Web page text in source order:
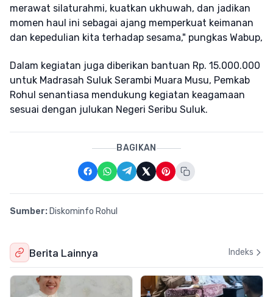
merawat silaturahmi, kuatkan ukhuwah, dan jadikan
momen haul ini sebagai ajang memperkuat keimanan
dan kepedulian kita terhadap sesama," pungkas Wabup,
Dalam kegiatan juga diberikan bantuan Rp. 15.000.000
untuk Madrasah Suluk Serambi Muara Musu, Pemkab
Rohul senantiasa mendukung kegiatan keagamaan
sesuai dengan julukan Negeri Seribu Suluk.
BAGIKAN
Sumber: Diskominfo Rohul
Berita Lainnya Indeks